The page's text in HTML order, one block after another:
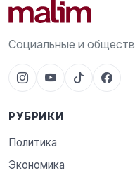
Социальные и
РУБРИКИ
Политика
Экономика